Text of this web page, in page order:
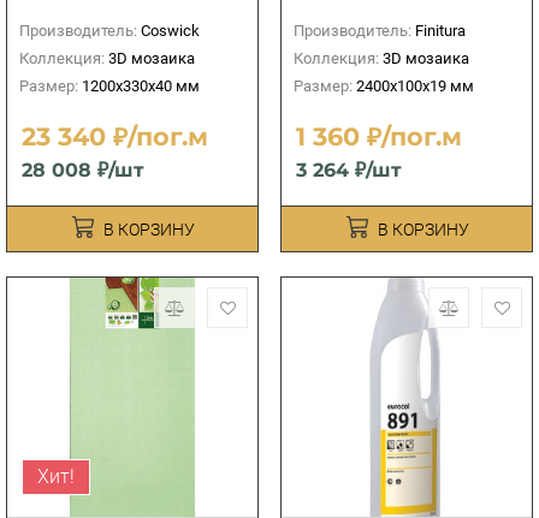
Производитель: Coswick
Коллекция: 3D мозаика
Размер: 1200х330х40 мм
23 340 ₽/пог.м
28 008 ₽/шт
В КОРЗИНУ
Производитель: Finitura
Коллекция: 3D мозаика
Размер: 2400х100х19 мм
1 360 ₽/пог.м
3 264 ₽/шт
В КОРЗИНУ
Хит!